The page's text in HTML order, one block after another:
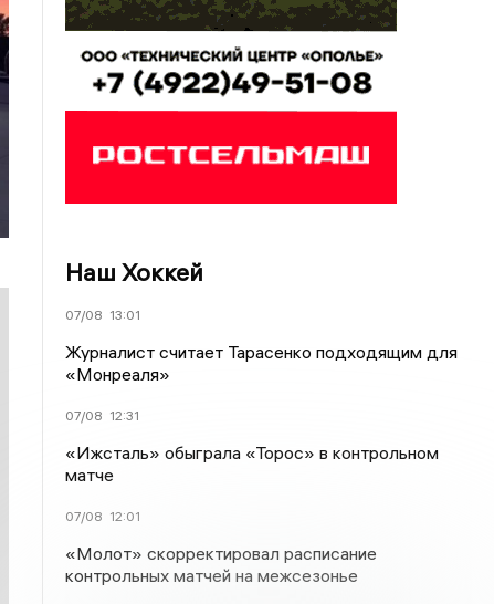
Наш Хоккей
07/08 13:01
Журналист считает Тарасенко подходящим для
«Монреаля»
07/08 12:31
«Ижсталь» обыграла «Торос» в контрольном
матче
07/08 12:01
«Молот» скорректировал расписание
контрольных матчей на межсезонье